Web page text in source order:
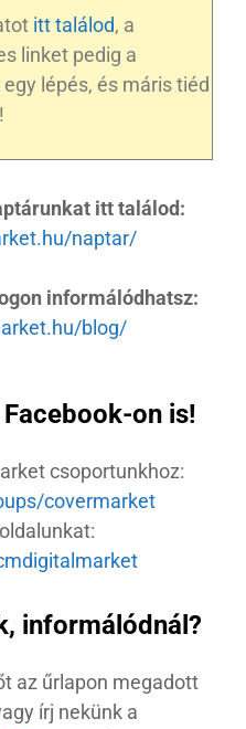
itt találod, a
linket pedig a
lépés, és máris tiéd
itt találod:
naptar/
informálódhatsz:
blog/
on is!
csoportunkhoz:
covermarket
informálódnál?
az űrlapon megadott
írj nekünk a